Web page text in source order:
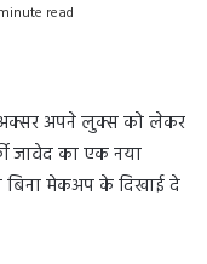
read
अक्सर अपने लुक्स को लेकर
जावेद का एक नया
बिना मेकअप के दिखाई दे